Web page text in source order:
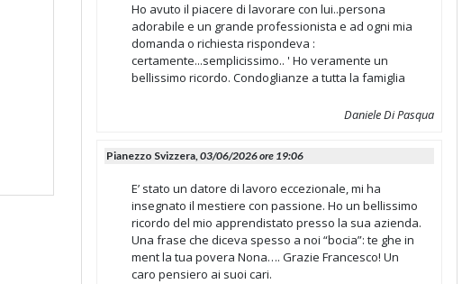
Ho avuto il piacere di lavorare con lui..persona
adorabile e un grande professionista e ad ogni mia
domanda o richiesta rispondeva :
certamente...semplicissimo.. ' Ho veramente un
bellissimo ricordo. Condoglianze a tutta la famiglia
Daniele Di Pasqua
Pianezzo Svizzera,03/06/2026 ore 19:06
E’ stato un datore di lavoro eccezionale, mi ha
insegnato il mestiere con passione. Ho un bellissimo
ricordo del mio apprendistato presso la sua azienda.
Una frase che diceva spesso a noi “bocia”: te ghe in
ment la tua povera Nona…. Grazie Francesco! Un
caro pensiero ai suoi cari.